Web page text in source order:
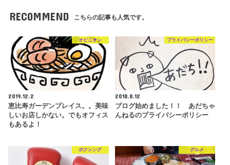
RECOMMEND こちらの記事も人気です。
オピニオン
2019.12.2
恵比寿ガーデンプレイス。。美味
しいお店しかない。でもオフィス
もあるよ！
プライバシーポリシー
2018.8.12
ブログ始めました！！ あだちゃ
んねるのプライバシーポリシー
ボクシング グルメ